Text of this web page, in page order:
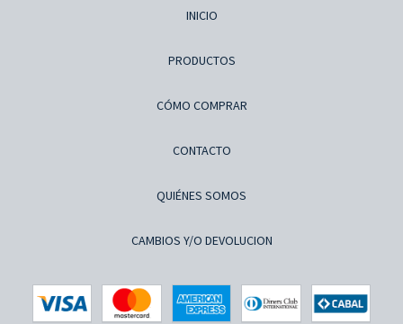
INICIO
PRODUCTOS
CÓMO COMPRAR
CONTACTO
QUIÉNES SOMOS
CAMBIOS Y/O DEVOLUCION